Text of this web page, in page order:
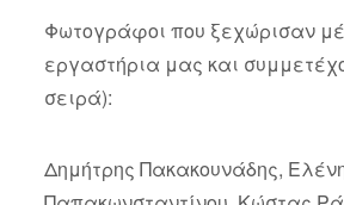
Φωτογράφοι που ξεχώρισαν
εργαστήρια μας και
σειρά):
Δημήτρης Πακακουνάδης,